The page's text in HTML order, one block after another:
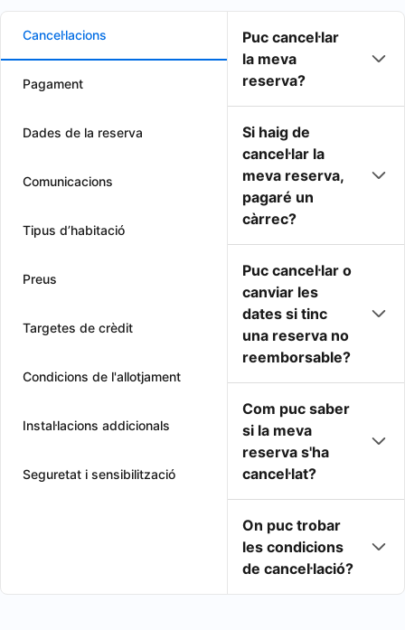
Cancel·lacions
Pagament
Dades de la reserva
Comunicacions
Tipus d’habitació
Preus
Targetes de crèdit
Condicions de l'allotjament
Instal·lacions addicionals
Seguretat i sensibilització
Puc cancel·lar
la meva
reserva?
Si haig de
cancel·lar la
meva reserva,
pagaré un
càrrec?
Puc cancel·lar o
canviar les
dates si tinc
una reserva no
reemborsable?
Com puc saber
si la meva
reserva s'ha
cancel·lat?
On puc trobar
les condicions
de cancel·lació?